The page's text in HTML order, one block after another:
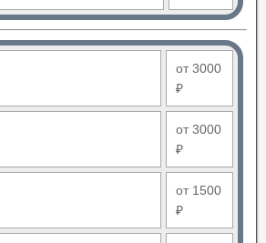
от 3000
₽
от 3000
₽
от 1500
₽